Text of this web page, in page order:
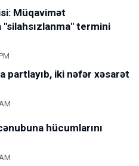
Müqavimət
"silahsızlanma" termini
partlayıb, iki nəfər xəsarət
hücumlarını